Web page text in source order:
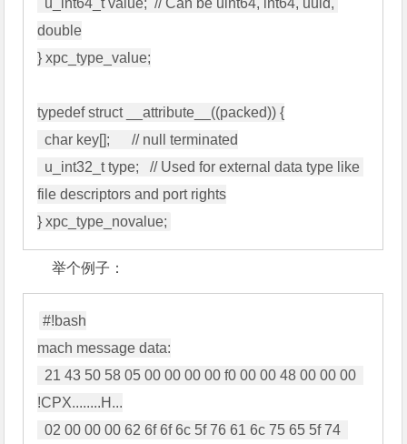
double
} xpc_type_value;
typedef struct __attribute__((packed)) {
  char key[];      // null terminated
file descriptors and port rights
举个例子：
#!bash
mach message data:
!CPX........H...
  02 00 00 00 62 6f 6f 6c 5f 76 61 6c 75 65 5f 74